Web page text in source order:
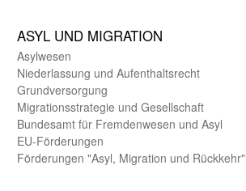
ASYL UND MIGRA­TION
Asyl­wesen
Nieder­lassung und Aufent­halts­recht
Grund­versorgung
Migrations­strategie und Gesell­schaft
Bundes­amt für Fremden­wesen und Asyl
EU-Förde­rungen
Förderungen "Asyl, Migration und Rückkehr"